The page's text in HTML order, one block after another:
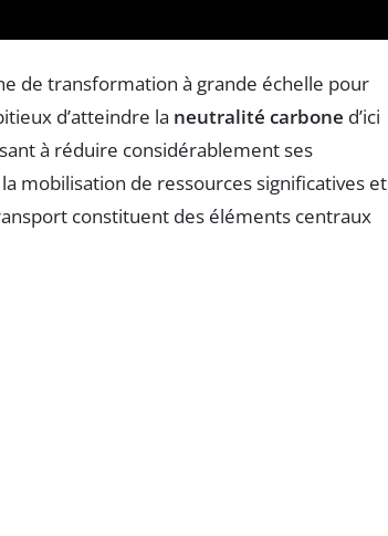
de transformation à grande échelle pour
d’atteindre la neutralité carbone d’ici
à réduire considérablement ses
mobilisation de ressources significatives et
constituent des éléments centraux